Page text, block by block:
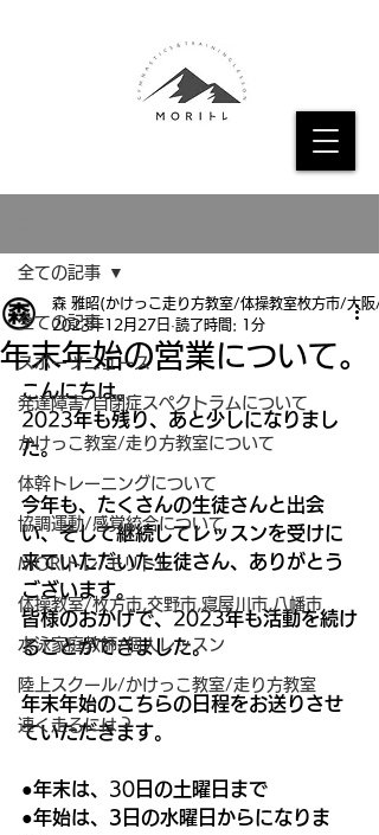
全ての記事
スポーツニュース
発達障害/自閉症スペクトラムについて
かけっこ教室/走り方教室について
体幹トレーニングについて
協調運動/感覚統合について
MORIトレ/モリトレ
体操教室/枚方市,交野市,寝屋川市,八幡市
水泳家庭教師/個人レッスン
陸上スクール/かけっこ教室/走り方教室
速く走るには？
全ての記事
年末年始の営業について。
森 雅昭(かけっこ走り方教室/体操教室枚方市/大阪/
2023年12月27日 読了時間: 1分
こんにちは。
2023年も残り、あと少しになりまし
た。
今年も、たくさんの生徒さんと出会
い、そして継続してレッスンを受けに
来ていただいた生徒さん、ありがとう
ございます。
皆様のおかげで、 2023年も活動を続け
ることができました。
年末年始のこちらの日程をお送りさせ
ていただきます。
●年末は、 30日の土曜日まで
●年始は、3日の水曜日からになりま